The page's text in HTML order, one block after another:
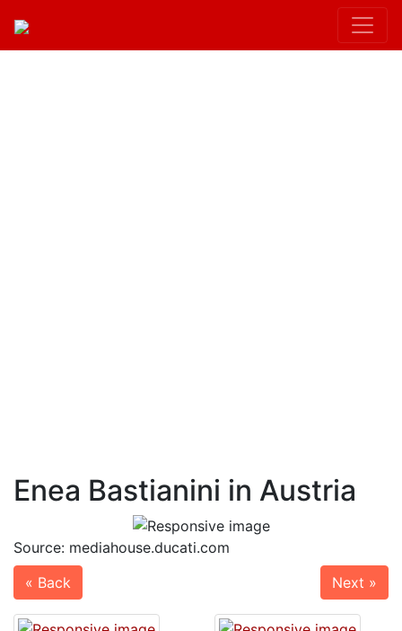
Enea Bastianini in Austria
Source: mediahouse.ducati.com
« Back
Next »